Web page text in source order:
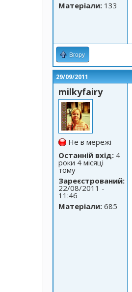
Матеріали: 133
Вгору
29/09/2011
milkyfairy
Не в мережі
Останній вхід: 4
роки 4 місяці
тому
Зареєстрований:
22/08/2011 -
11:46
Матеріали: 685